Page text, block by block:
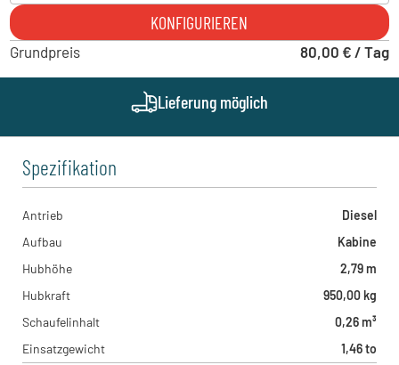
Geith & Niggl - München Süd
Gewerbepark 1-3, 83670 - Bad Heilbrunn , DE
Geith & Niggl - München Ost
Hans-Warner Niederzier
Industriestraße 1, 52382 - Niederzier , DE
Münchner Straße 1, 85232 - Bergkirchen , DE
Kreitz & Ostermann - Hamm
Heinrich-Welken-Straße 11, 59069 - Hamm , DE
KONFIGURIEREN
Grundpreis 80,00 € / Tag
Lieferung möglich
Spezifikation
Antrieb
Diesel
Aufbau
Kabine
Hubhöhe
2,79 m
Hubkraft
950,00 kg
Schaufelinhalt
0,26 m³
Einsatzgewicht
1,46 to